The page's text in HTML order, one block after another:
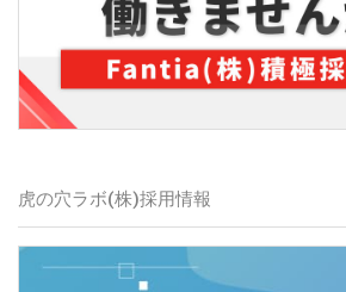
虎の穴ラボ(株)採用情報